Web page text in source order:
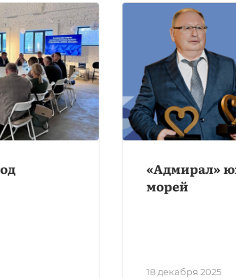
«Адмирал»
морей
18 декабря 2025